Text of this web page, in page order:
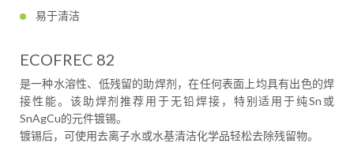
易于清洁
ECOFREC 82
是一种水溶性、低残留的助焊剂，在任何表面上均具有出色的焊
接性能。该助焊剂推荐用于无铅焊接，特别适用于纯Sn或
SnAgCu的元件镀锡。
镀锡后，可使用去离子水或水基清洁化学品轻松去除残留物。